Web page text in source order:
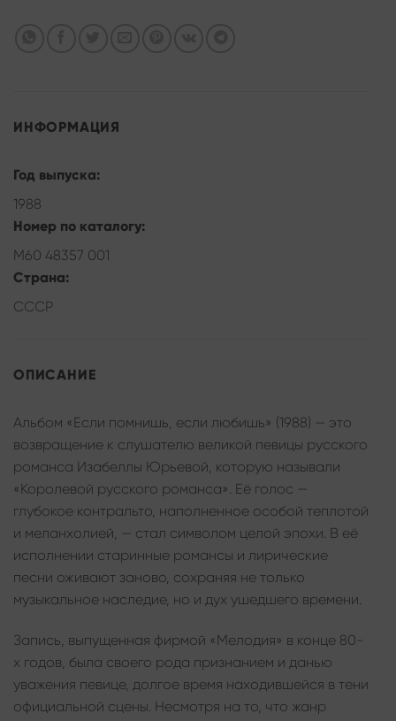
ИНФОРМАЦИЯ
Год выпуска:
1988
Номер по каталогу:
М60 48357 001
Страна:
СССР
ОПИСАНИЕ
Альбом «Если помнишь, если любишь» (1988) — это
возвращение к слушателю великой певицы русского
романса Изабеллы Юрьевой, которую называли
«Королевой русского романса». Её голос —
глубокое контральто, наполненное особой теплотой
и меланхолией, — стал символом целой эпохи. В её
исполнении старинные романсы и лирические
песни оживают заново, сохраняя не только
музыкальное наследие, но и дух ушедшего времени.
Запись, выпущенная фирмой «Мелодия» в конце 80-
х годов, была своего рода признанием и данью
уважения певице, долгое время находившейся в тени
официальной сцены. Несмотря на то, что жанр